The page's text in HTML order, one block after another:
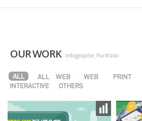
OUR WORK Infographic Portfolio